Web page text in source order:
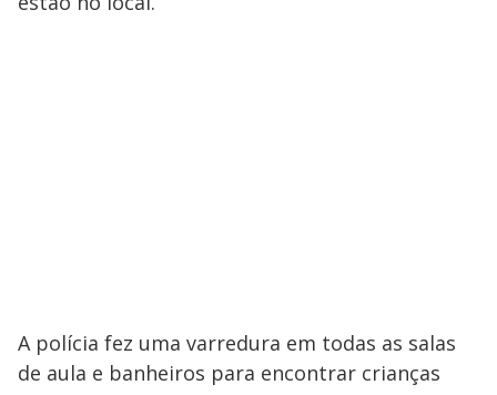
A polícia fez uma varredura em todas as salas
de aula e banheiros para encontrar crianças